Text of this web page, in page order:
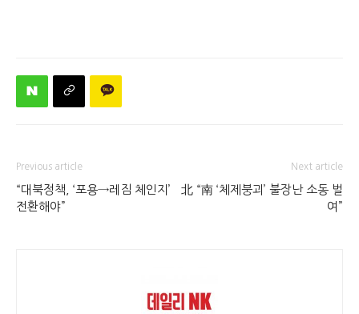
Previous article
“대북정책, ‘포용→레짐 체인지’
전환해야”
Next article
北 “南 ‘체제붕괴’ 불장난 소동 벌
여”